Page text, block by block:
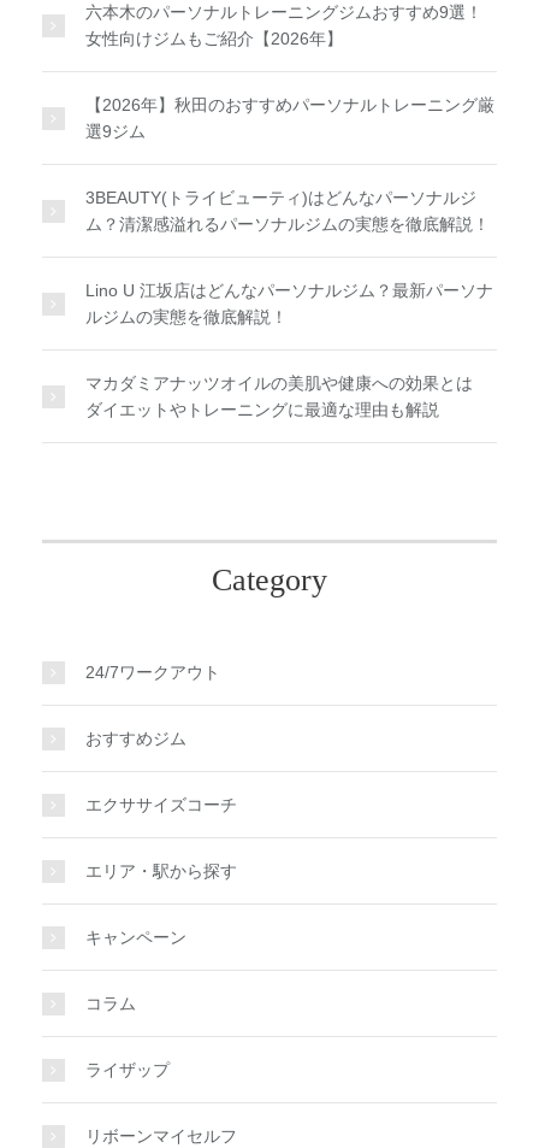
六本木のパーソナルトレーニングジムおすすめ9選！
女性向けジムもご紹介【2026年】
【2026年】秋田のおすすめパーソナルトレーニング厳
選9ジム
3BEAUTY(トライビューティ)はどんなパーソナルジ
ム？清潔感溢れるパーソナルジムの実態を徹底解説！
Lino U 江坂店はどんなパーソナルジム？最新パーソナ
ルジムの実態を徹底解説！
マカダミアナッツオイルの美肌や健康への効果とは
ダイエットやトレーニングに最適な理由も解説
Category
24/7ワークアウト
おすすめジム
エクササイズコーチ
エリア・駅から探す
キャンペーン
コラム
ライザップ
リボーンマイセルフ